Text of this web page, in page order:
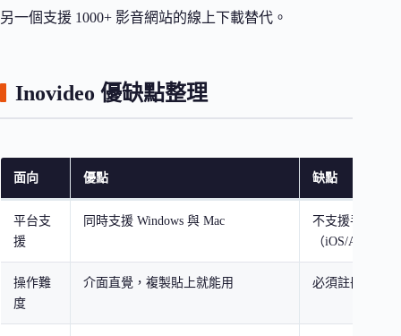
另一個支援 1000+ 影音網站的線上下載替代。
Inovideo 優缺點整理
面向 優點 缺點
平台支
援
同時支援 Windows 與 Mac
不支援手機
（iOS/Android
操作難
度
介面直覺，複製貼上就能用 必須註冊帳號